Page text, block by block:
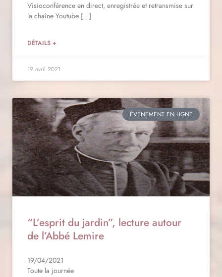
Visioconférence en direct, enregistrée et retransmise sur
la chaîne Youtube […]
DÉTAILS +
19 avril 2021
ÉVÈNEMENT EN LIGNE
“L’esprit du jardin”, lecture autour
de l’Abbé Lemire
19/04/2021
Toute la journée